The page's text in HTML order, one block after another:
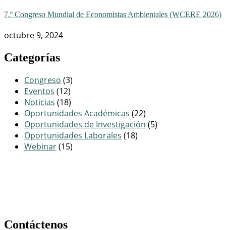
7.º Congreso Mundial de Economistas Ambientales (WCERE 2026)
octubre 9, 2024
Categorías
Congreso (3)
Eventos (12)
Noticias (18)
Oportunidades Académicas (22)
Oportunidades de Investigación (5)
Oportunidades Laborales (18)
Webinar(15)
Contáctenos